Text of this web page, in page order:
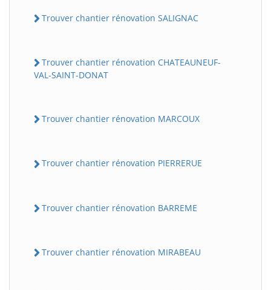
Trouver chantier rénovation SALIGNAC
Trouver chantier rénovation CHATEAUNEUF-
VAL-SAINT-DONAT
Trouver chantier rénovation MARCOUX
Trouver chantier rénovation PIERRERUE
Trouver chantier rénovation BARREME
Trouver chantier rénovation MIRABEAU